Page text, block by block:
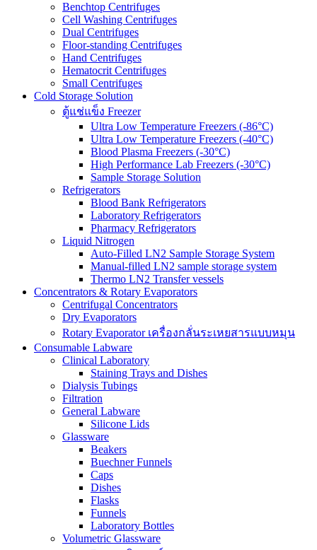
Benchtop Centrifuges
Cell Washing Centrifuges
Dual Centrifuges
Floor-standing Centrifuges
Hand Centrifuges
Hematocrit Centrifuges
Small Centrifuges
Cold Storage Solution
ตู้แช่แข็ง Freezer
Ultra Low Temperature Freezers (-86°C)
Ultra Low Temperature Freezers (-40°C)
Blood Plasma Freezers (-30°C)
High Performance Lab Freezers (-30°C)
Sample Storage Solution
Refrigerators
Blood Bank Refrigerators
Laboratory Refrigerators
Pharmacy Refrigerators
Liquid Nitrogen
Auto-Filled LN2 Sample Storage System
Manual-filled LN2 sample storage system
Thermo LN2 Transfer vessels
Concentrators & Rotary Evaporators
Centrifugal Concentrators
Dry Evaporators
Rotary Evaporator เครื่องกลั่นระเหยสารแบบหมุน
Consumable Labware
Clinical Laboratory
Staining Trays and Dishes
Dialysis Tubings
Filtration
General Labware
Silicone Lids
Glassware
Beakers
Buechner Funnels
Caps
Dishes
Flasks
Funnels
Laboratory Bottles
Volumetric Glassware